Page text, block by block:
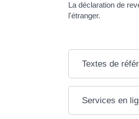
La déclaration de
l'étranger.
Textes de
Services en